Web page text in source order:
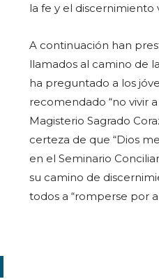
la fe y el discernimiento
A continuación han
llamados al camino de
ha preguntado a los
recomendado “no vivir
Magisterio Sagrado
certeza de que “Dios
en el Seminario
su camino de
todos a “romperse por